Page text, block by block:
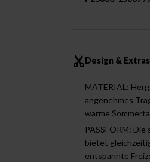
Design & Extras
MATERIAL:
angenehmes
warme
PASSFORM:
bietet
entspannte